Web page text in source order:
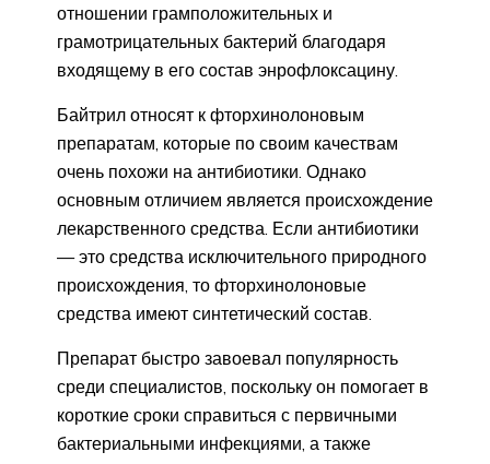
отношении грамположительных и
грамотрицательных бактерий благодаря
входящему в его состав энрофлоксацину.
Байтрил относят к фторхинолоновым
препаратам, которые по своим качествам
очень похожи на антибиотики. Однако
основным отличием является происхождение
лекарственного средства. Если антибиотики
— это средства исключительного природного
происхождения, то фторхинолоновые
средства имеют синтетический состав.
Препарат быстро завоевал популярность
среди специалистов, поскольку он помогает в
короткие сроки справиться с первичными
бактериальными инфекциями, а также